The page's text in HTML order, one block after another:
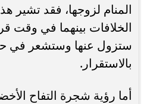
المنام لزوجها، فقد تشير
الخلافات بينهما في وقت
ستزول عنها وستشعر في
بالاستقرار.
أما رؤية شجرة التفاح